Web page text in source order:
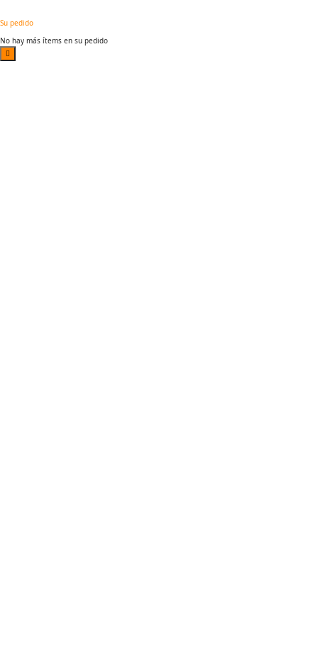
Su pedido
No hay más ítems en su pedido